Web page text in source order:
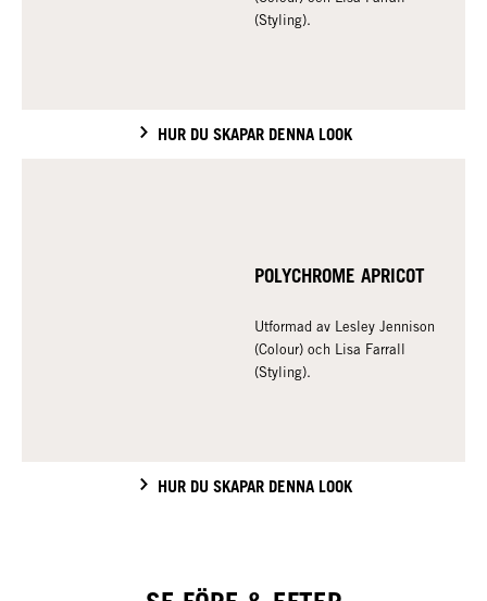
(Styling).
HUR DU SKAPAR DENNA LOOK
POLYCHROME APRICOT
Utformad av Lesley Jennison
(Colour) och Lisa Farrall
(Styling).
HUR DU SKAPAR DENNA LOOK